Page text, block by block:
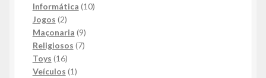
produtos
Informática 1010
Jogos 22
produtos
Maçonaria 99
produtos
Religiosos 77
Toys 1616
produtos
Veículos 11